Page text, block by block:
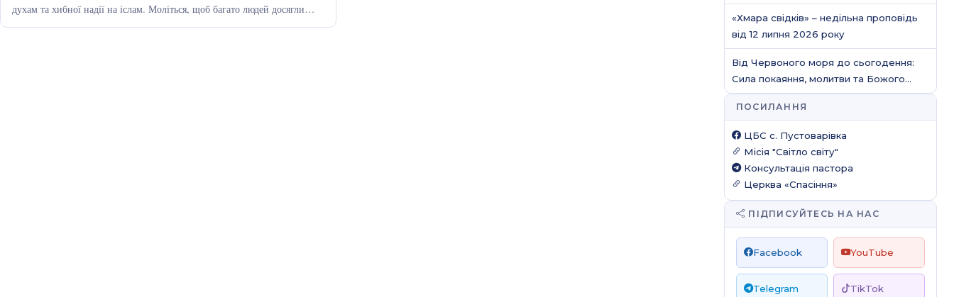
духам та хибної надії на іслам. Моліться, щоб багато людей досягли…
«Хмара свідків» – недільна проповідь
від 12 липня 2026 року
Від Червоного моря до сьогодення:
Сила покаяння, молитви та Божого
захисту
ПОСИЛАННЯ
ЦБС c. Пустоварівка
Місія "Світло світу"
Консультація пастора
Церква «Спасіння»
ПІДПИСУЙТЕСЬ НА НАС
Facebook YouTube
Telegram TikTok